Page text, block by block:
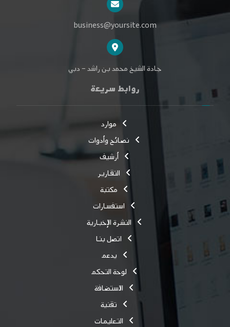
business@yoursite.com
جادة الشيخ محمد بن راشد – دبي
روابط سريعة
موارد
نصائح وأدوات
أرشيف
التقارير
مكتبة
استفسارات
النشرة الإخبارية
اتصل بنا
يدعم
لوحة التحكم
الاستضافة
تقنية
التعليمات